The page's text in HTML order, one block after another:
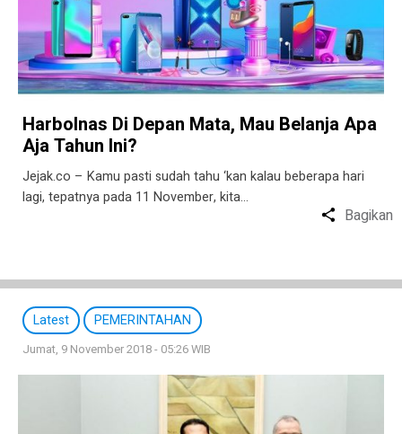
Harbolnas Di Depan Mata, Mau Belanja Apa
Aja Tahun Ini?
Jejak.co – Kamu pasti sudah tahu ‘kan kalau beberapa hari
lagi, tepatnya pada 11 November, kita…
Bagikan
Latest PEMERINTAHAN
Jumat, 9 November 2018 - 05:26 WIB